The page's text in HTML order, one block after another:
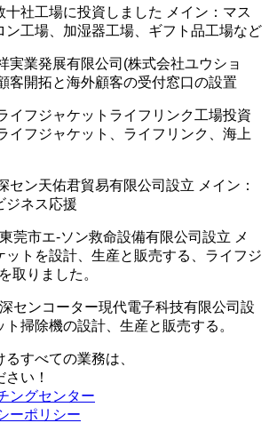
場に投資しました メイン：マス
ン工場、加湿器工場、ギフト品工場など
展有限公司(株式会社ユウショ
客開拓と海外顧客の受付窓口の設置
ャケットライフリンク工場投資
イフジャケット、ライフリンク、海上
佑君貿易有限公司設立 メイン：
ジネス応援
-ソン救命設備有限公司設立 メ
ットを設計、生産と販売する、ライフジ
取りました。
ーター現代電子科技有限公司設
掃除機の設計、生産と販売する。
すべての業務は、
い！
ングセンター
ーポリシー